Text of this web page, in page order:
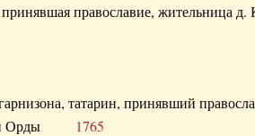
принявшая православие,
татарин, принявший
Орды 1765